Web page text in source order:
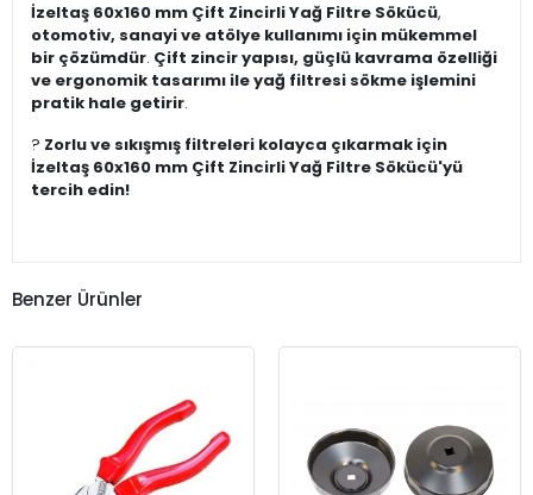
İzeltaş 60x160 mm Çift Zincirli Yağ Filtre Sökücü,
otomotiv, sanayi ve atölye kullanımı için mükemmel
bir çözümdür. Çift zincir yapısı, güçlü kavrama özelliği
ve ergonomik tasarımı ile yağ filtresi sökme işlemini
pratik hale getirir.
?️ Zorlu ve sıkışmış filtreleri kolayca çıkarmak için
İzeltaş 60x160 mm Çift Zincirli Yağ Filtre Sökücü'yü
tercih edin!
Benzer Ürünler